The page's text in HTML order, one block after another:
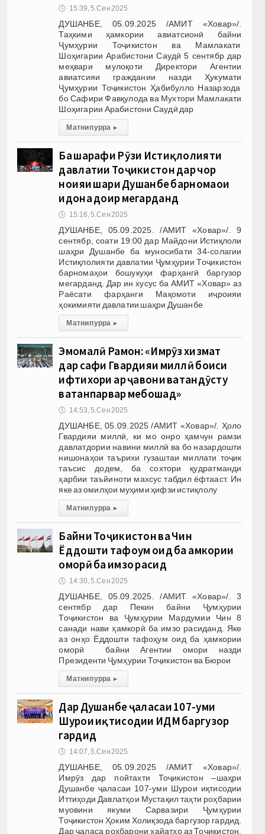
🕔 15:39, 5.Сен 2025
ДУШАНБЕ, 05.09.2025 /АМИТ «Ховар»/.
Таҳкими ҳамкории авиатсионӣ байни
Ҷумҳурии Тоҷикистон ва Мамлакати
Шоҳигарии Арабистони Саудӣ 5 сентябр дар
меҳвари мулоқоти Директори Агентии
авиатсияи граждании назди Ҳукумати
Ҷумҳурии Тоҷикистон Ҳабибулло Назарзода
бо Сафири Фавқулода ва Мухтори Мамлакати
Шоҳигарии Арабистони Саудӣ дар
Матни пурра ▸
Ба шарафи Рӯзи Истиқлолияти
давлатии Тоҷикистон дар чор
ноҳияи шаҳри Душанбе барномаҳои
идона доир мегарданд
🕔 15:16, 5.Сен 2025
ДУШАНБЕ, 05.09.2025. /АМИТ «Ховар»/. 9
сентябр, соати 19:00 дар Майдони Истиқлоли
шаҳри Душанбе ба муносибати 34-солагии
Истиқлолияти давлатии Ҷумҳурии Тоҷикистон
барномаҳои бошукуҳи фарҳангӣ баргузор
мегарданд. Дар ин хусус ба АМИТ «Ховар» аз
Раёсати фарҳанги Мақомоти иҷроияи
ҳокимияти давлатии шаҳри Душанбе
Матни пурра ▸
Эмомалӣ Раҳмон: «Имрӯз хизмат
дар сафи Гвардияи миллӣ боиси
ифтихори ҳар ҷавони ватандӯсту
ватанпарвар мебошад»
🕔 14:53, 5.Сен 2025
ДУШАНБЕ, 05.09.2025 /АМИТ «Ховар»/. Ҳоло
Гвардияи миллӣ, ки мо онро ҳамчун рамзи
давлатдории навини миллӣ ва бо назардошти
нишонаҳои таърихи гузаштаи миллати тоҷик
таъсис додем, ба сохтори қудратманди
ҳарбии таъйиноти махсус табдил ёфтааст. Ин
яке аз омилҳои муҳими ҳифзи истиқлолу
Матни пурра ▸
Байни Тоҷикистон ва Чин
Ёддошти тафоҳум оид ба ҳамкории
оморӣ ба имзо расид
🕔 14:30, 5.Сен 2025
ДУШАНБЕ, 05.09.2025. /АМИТ «Ховар»/. 3
сентябр дар Пекин байни Ҷумҳурии
Тоҷикистон ва Ҷумҳурии Мардумии Чин 8
санади нави ҳамкорӣ ба имзо расиданд. Яке
аз онҳо Ёддошти тафоҳум оид ба ҳамкории
оморӣ байни Агентии омори назди
Президенти Ҷумҳурии Тоҷикистон ва Бюрои
Матни пурра ▸
Дар Душанбе ҷаласаи 107-уми
Шурои иқтисодии ИДМ баргузор
гардид
🕔 14:07, 5.Сен 2025
ДУШАНБЕ, 05.09.2025 /АМИТ «Ховар»/.
Имрӯз дар пойтахти Тоҷикистон –шаҳри
Душанбе ҷаласаи 107-уми Шурои иқтисодии
Иттиҳоди Давлатҳои Мустақил таҳти роҳбарии
муовини якуми Сарвазири Ҷумҳурии
Тоҷикистон Ҳоким Холиқзода баргузор гардид.
Дар ҷаласа роҳбарони ҳайатҳо аз Тоҷикистон,